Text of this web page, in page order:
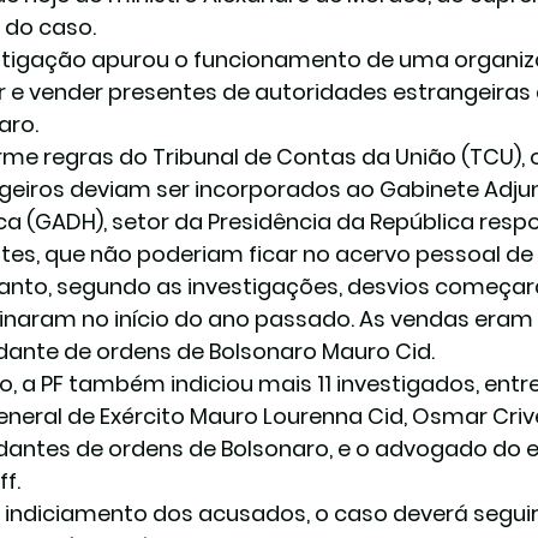
caso.
apurou o funcionamento de uma
e vender presentes de autoridades
regras do Tribunal de Contas da União
deviam ser incorporados ao Gabinete
(GADH), setor da Presidência da República
que não poderiam ficar no acervo pessoal de
segundo as investigações, desvios
no início do ano passado. As vendas
de ordens de Bolsonaro Mauro Cid.
a PF também indiciou mais 11 investigados,
de Exército Mauro Lourenna Cid, Osmar
de ordens de Bolsonaro, e o advogado do
dos acusados, o caso deverá